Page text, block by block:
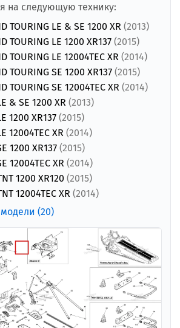
на следующую технику:
TOURING LE & SE 1200 XR (2013)
TOURING LE 1200 XR137 (2015)
TOURING LE 12004TEC XR (2014)
TOURING SE 1200 XR137 (2015)
TOURING SE 12004TEC XR (2014)
& SE 1200 XR (2013)
1200 XR137 (2015)
12004TEC XR (2014)
1200 XR137 (2015)
12004TEC XR (2014)
1200 XR120 (2015)
12004TEC XR (2014)
(20)